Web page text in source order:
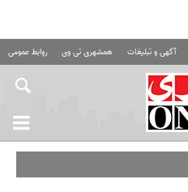
آگهی و تبلیغات همشهری تی وی روابط عمومی